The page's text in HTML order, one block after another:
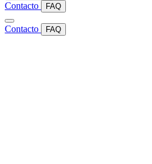
Contacto FAQ
Contacto FAQ